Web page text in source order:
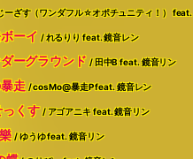
ーざす（ワンダフル☆オポチュニティ！）
ーイ/ れるりり feat. 鏡音レン
ーグラウンド/ 田中B feat. 鏡音リン
走/ cosMo@暴走P feat. 鏡音レン
っくす/ アゴアニキ feat. 鏡音リン
/ ゆうゆ feat. 鏡音リン